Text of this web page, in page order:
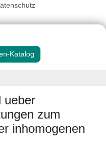
Katalog
ueber
zum
inhomogenen